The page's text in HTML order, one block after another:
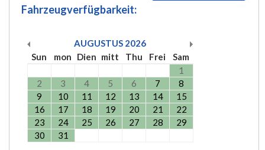
Fahrzeugverfügbarkeit:
AUGUSTUS 2026
Sun
mon Dien mitt Thu Frei
Sam
1
2
3 4 5 6 7
8
9
10 11 12 13 14
15
16
17 18 19 20 21
22
23
24 25 26 27 28
29
30
31